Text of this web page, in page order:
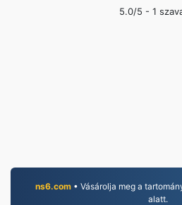
5.0/5 - 1
ns6.com• Vásárolja meg a
alatt.